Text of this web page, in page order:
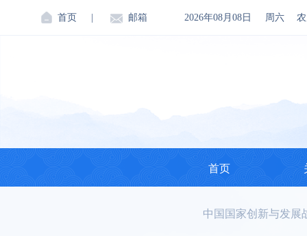
首页 邮箱 2026年08月08日 周六
首页
中国国家创新与发展